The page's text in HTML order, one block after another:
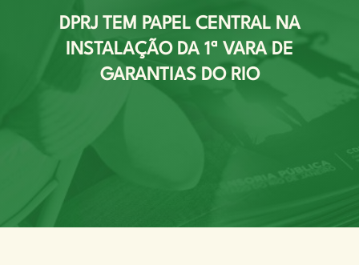
DPRJ TEM PAPEL CENTRAL NA
INSTALAÇÃO DA 1ª VARA DE
GARANTIAS DO RIO